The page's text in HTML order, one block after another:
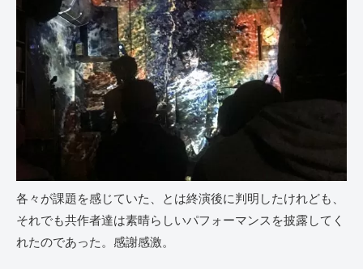
各々が課題を感じていた、とは終演後に判明したけれども、
それでも共作者達は素晴らしいパフォーマンスを披露してく
れたのであった。感謝感激。